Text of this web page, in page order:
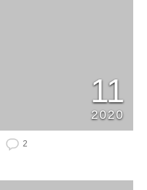
11
2020
2